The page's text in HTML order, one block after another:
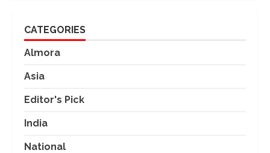
CATEGORIES
Almora
Asia
Editor's Pick
India
National